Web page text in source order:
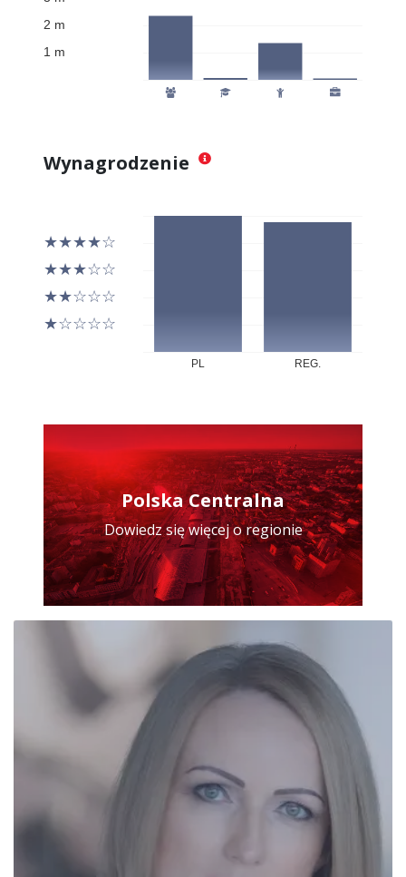
Wynagrodzenie
Polska Centralna
Dowiedz się więcej o regionie